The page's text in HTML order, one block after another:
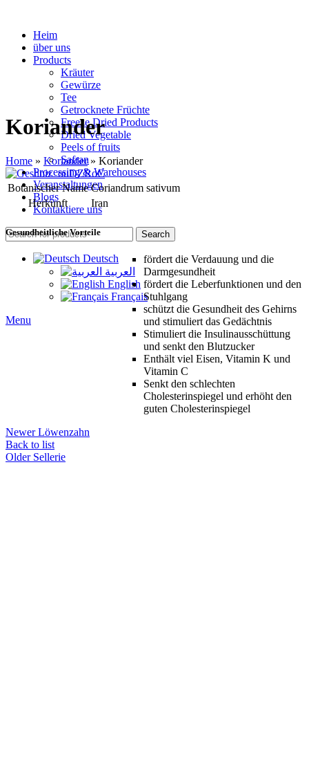
Heim
über uns
Products
Kräuter
Gewürze
Tee
Getrocknete Früchte
Freeze Dried Products
Dried Vegetable
Peels of fruits
Safran
Processing & Warehouses
Veranstaltungen
Blogs
Kontaktiere uns
Search
Deutsch
العربية
English
Français
Menu
Koriander
Home » Koriander» Koriander
Botanischer Name Coriandrum sativum
Herkunft
Iran
Gesundheitliche Vorteile
fördert die Verdauung und die
Darmgesundheit
fördert die Leberfunktionen und den
Stuhlgang
schützt die Gesundheit des Gehirns
und stimuliert das Gedächtnis
Stimuliert die Insulinausschüttung
und senkt den Blutzucker
Enthält viel Eisen, Vitamin K und
Vitamin C
Senkt den schlechten
Cholesterinspiegel und erhöht den
guten Cholesterinspiegel
Newer Löwenzahn
Back to list
Older Sellerie